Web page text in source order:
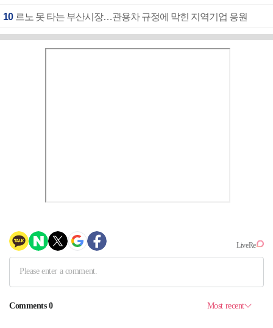
10 르노 못 타는 부산시장…관용차 규정에 막힌 지역기업 응원